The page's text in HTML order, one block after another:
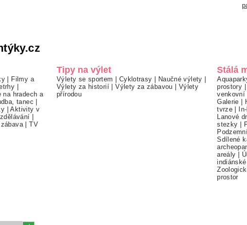
| Filmy a
|
na hradech a
tanec |
|Aktivity v
|
|TV
Tipy na výlet
Výlety se sportem | Cyklotrasy | Naučné výlety |
Výlety za historií |Výlety za zábavou | Výlety
přírodou
Stálá
prostory |
venkovní
Galerie |
tvrze |
Lanové
stezky |
Sdílené
areály |
prostor